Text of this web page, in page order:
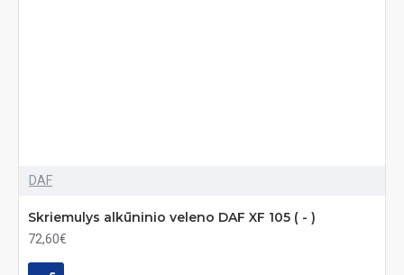
DAF
Skriemulys alkūninio veleno DAF XF 105 ( - )
72,60€